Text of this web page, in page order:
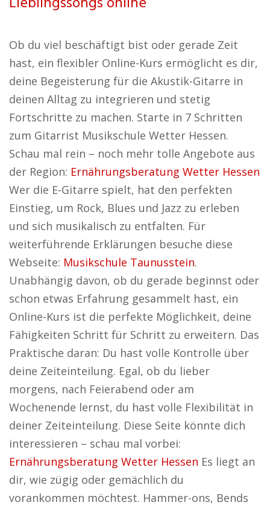
Ob du viel beschäftigt bist oder gerade Zeit
hast, ein flexibler Online-Kurs ermöglicht es dir,
deine Begeisterung für die Akustik-Gitarre in
deinen Alltag zu integrieren und stetig
Fortschritte zu machen. Starte in 7 Schritten
zum Gitarrist Musikschule Wetter Hessen.
Schau mal rein – noch mehr tolle Angebote aus
der Region: Ernährungsberatung Wetter Hessen
Wer die E-Gitarre spielt, hat den perfekten
Einstieg, um Rock, Blues und Jazz zu erleben
und sich musikalisch zu entfalten. Für
weiterführende Erklärungen besuche diese
Webseite: Musikschule Taunusstein.
Unabhängig davon, ob du gerade beginnst oder
schon etwas Erfahrung gesammelt hast, ein
Online-Kurs ist die perfekte Möglichkeit, deine
Fähigkeiten Schritt für Schritt zu erweitern. Das
Praktische daran: Du hast volle Kontrolle über
deine Zeiteinteilung. Egal, ob du lieber
morgens, nach Feierabend oder am
Wochenende lernst, du hast volle Flexibilität in
deiner Zeiteinteilung. Diese Seite könnte dich
interessieren – schau mal vorbei:
Ernährungsberatung Wetter Hessen Es liegt an
dir, wie zügig oder gemächlich du
vorankommen möchtest. Hammer-ons, Bends